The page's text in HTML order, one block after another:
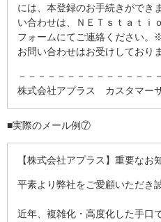
には、本登録のお手続きができ
い合わせは、ＮＥＴｓｔａｔｉ
フォームにてご連絡ください
お問い合わせはお受けしており
－－－－－－－－－－－－－－
株式会社アプラス カスタマー
■実際のメール例⑦
【株式会社アプラス】重要なお
平素より弊社をご愛顧いただき
近年、複雑化・高度化した手口